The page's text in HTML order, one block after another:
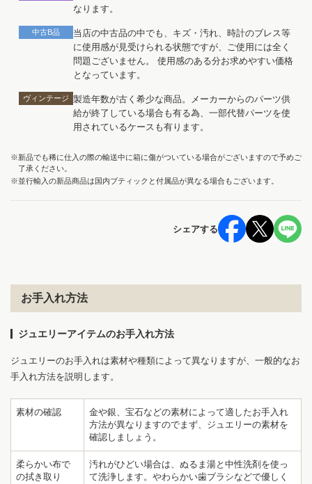
なります。
中古B品
当店の中古品の中でも、キズ・汚れ、時計のブレス等
に使用感が見受けられる状態ですが、ご使用には全く
問題ございません。 使用感のある分お求めやすい価格
となっています。
ヴィンテージ 製造年数が古く希少な商品。メーカーからのパーツ供
給が終了している場合も有る為、一部代替パーツを使
用されているケースも有ります。
※新品でも稀に仕入の際の輸送中に箱に傷がついている場合がございますので予めご
了承ください。
※並行輸入の新品商品は国内ブティックと付属品が異なる場合もございます。
シェアする
お手入れ方法
ジュエリーアイテムのお手入れ方法
ジュエリーのお手入れは素材や種類によって異なりますが、一般的なお
手入れ方法を説明します。
素材の確認
金や銀、宝石などの素材によって適したお手入れ
方法が異なりますのでまず、ジュエリーの素材を
確認しましょう。
柔らかい布で
の拭き取り
汚れがひどい場合は、ぬるま湯と中性洗剤を使っ
て洗浄します。やわらかい歯ブラシなどで優しく